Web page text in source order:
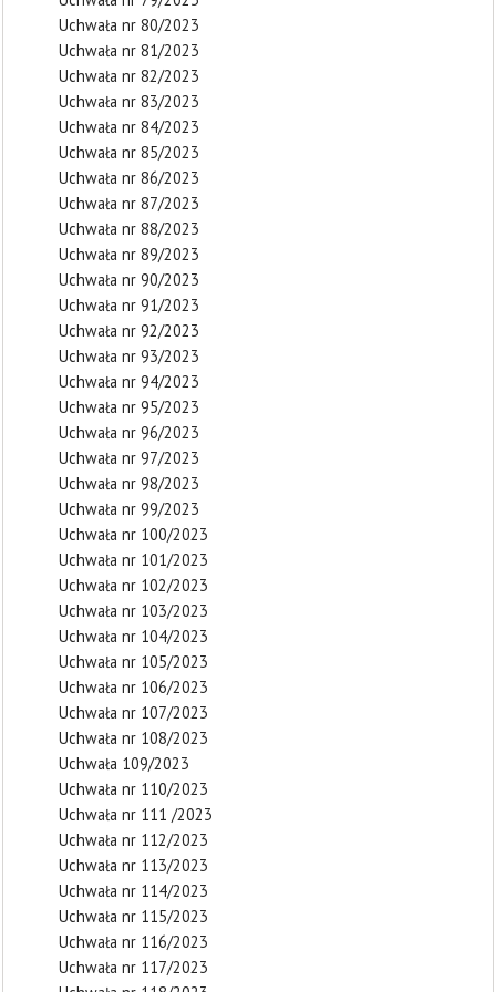
Uchwała nr 80/2023
Uchwała nr 81/2023
Uchwała nr 82/2023
Uchwała nr 83/2023
Uchwała nr 84/2023
Uchwała nr 85/2023
Uchwała nr 86/2023
Uchwała nr 87/2023
Uchwała nr 88/2023
Uchwała nr 89/2023
Uchwała nr 90/2023
Uchwała nr 91/2023
Uchwała nr 92/2023
Uchwała nr 93/2023
Uchwała nr 94/2023
Uchwała nr 95/2023
Uchwała nr 96/2023
Uchwała nr 97/2023
Uchwała nr 98/2023
Uchwała nr 99/2023
Uchwała nr 100/2023
Uchwała nr 101/2023
Uchwała nr 102/2023
Uchwała nr 103/2023
Uchwała nr 104/2023
Uchwała nr 105/2023
Uchwała nr 106/2023
Uchwała nr 107/2023
Uchwała nr 108/2023
Uchwała 109/2023
Uchwała nr 110/2023
Uchwała nr 111 /2023
Uchwała nr 112/2023
Uchwała nr 113/2023
Uchwała nr 114/2023
Uchwała nr 115/2023
Uchwała nr 116/2023
Uchwała nr 117/2023